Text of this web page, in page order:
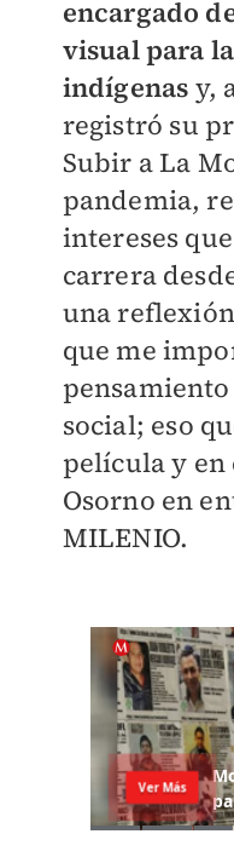
encargado
visual para
indígenas y,
registró su
Subir a La
pandemia,
intereses
carrera
una
que me
social; eso
película y
Osorno en
MILENIO.